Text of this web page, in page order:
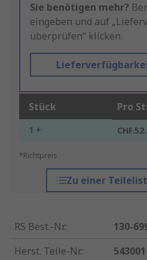
Sie benötigen mehr?
eingeben und auf
überprüfen“ klicken.
Stück Pro
1 +
*Richtpreis
Zu einer
RS Best.-Nr.:
130-
Herst. Teile-Nr.:
543001